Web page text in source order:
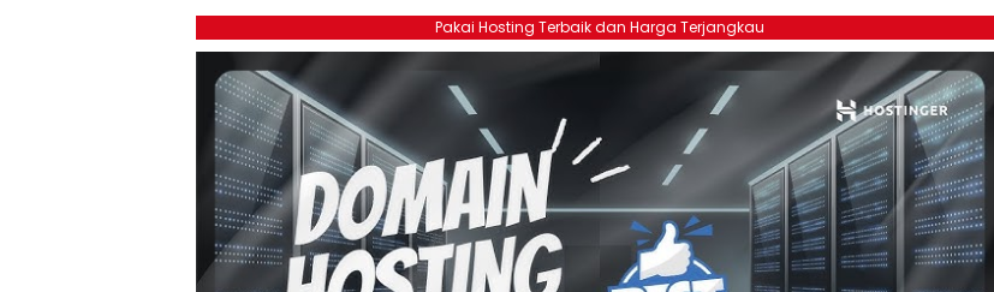
Pakai Hosting Terbaik dan Harga Terjangkau